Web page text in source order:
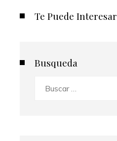
Te Puede Interesar
Busqueda